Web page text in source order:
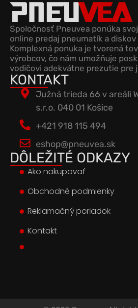
Spoločnosť Pneuvea ponúka
online predaj pneumatík a
Komplexná ponuka je tvorená
výrobcov, čo nám umožňuje
vodičovi adekvátne prezutie pre
KONTAKT
Južná trieda 66 v areáli
s.r.o. 040 01 Košice
+421 918 115 494
eshop@pneuvea.sk
DÔLEŽITÉ ODKAZY
Ako nakupovať
Obchodné podmienky
Reklamačný poriadok
Kontakt